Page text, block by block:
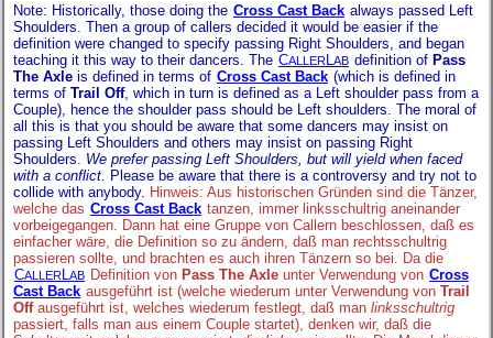
Note: Historically, those doing the Cross Cast Back always passed Left
Shoulders. Then a group of callers decided it would be easier if the
definition were changed to specify passing Right Shoulders, and began
teaching it this way to their dancers. The CALLER AB definition of Pass
The Axle is defined in terms of Cross Cast Back (which is defined in
terms of Trail Off, which in turn is defined as a Left shoulder pass from a
Couple), hence the shoulder pass should be Left shoulders. The moral of
all this is that you should be aware that some dancers may insist on
passing Left Shoulders and others may insist on passing Right
Shoulders. We prefer passing Left Shoulders, but will yield when faced
with a conflict.
Please be aware that there is a controversy and try not to
collide with anybody. Hinweis: Aus historischen Gründen sind die Tänzer,
welche das Cross Cast Back tanzen, immer linksschultrig aneinander
vorbeigegangen. Dann hat eine Gruppe von Callern beschlossen, daß es
einfacher wäre, die Definition so zu ändern, daß man rechtsschultrig
passieren sollte, und brachten es auch ihren Tänzern so bei. Da die
CALLER AB Definition von Pass The Axle unter Verwendung von Cross
Cast Back ausgeführt ist (welche wiederum unter Verwendung von Trail
Offausgeführt ist, welches wiederum festlegt, daß man linksschultrig
passiert, falls man aus einem Couple startet), denken wir, daß die